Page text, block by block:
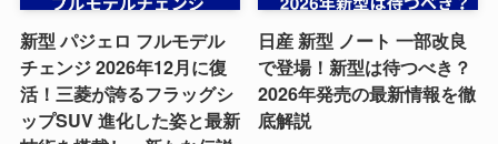
新型 パジェロ フルモデル
チェンジ 2026年12月に復
活！三菱が誇るフラッグシ
ップSUV 進化した姿と最新
日産 新型 ノート 一部改良
で登場！新型は待つべき？
2026年発売の最新情報を徹
底解説